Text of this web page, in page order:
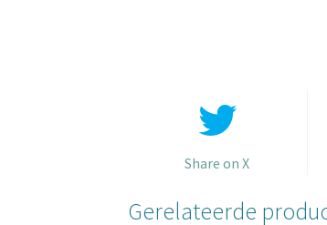
Share on X
Gerelateerde